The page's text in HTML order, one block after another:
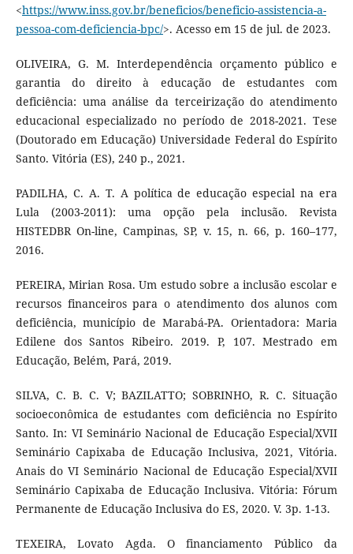
<https://www.inss.gov.br/beneficios/beneficio-assistencia-a-
pessoa-com-deficiencia-bpc/>. Acesso em 15 de jul. de 2023.
OLIVEIRA, G. M. Interdependência orçamento público e
garantia do direito à educação de estudantes com
deficiência: uma análise da terceirização do atendimento
educacional especializado no período de 2018-2021. Tese
(Doutorado em Educação) Universidade Federal do Espírito
Santo. Vitória (ES), 240 p., 2021.
PADILHA, C. A. T. A política de educação especial na era
Lula (2003-2011): uma opção pela inclusão. Revista
HISTEDBR On-line, Campinas, SP, v. 15, n. 66, p. 160–177,
2016.
PEREIRA, Mirian Rosa. Um estudo sobre a inclusão escolar e
recursos financeiros para o atendimento dos alunos com
deficiência, município de Marabá-PA. Orientadora: Maria
Edilene dos Santos Ribeiro. 2019. P, 107. Mestrado em
Educação, Belém, Pará, 2019.
SILVA, C. B. C. V; BAZILATTO; SOBRINHO, R. C. Situação
socioeconômica de estudantes com deficiência no Espírito
Santo. In: VI Seminário Nacional de Educação Especial/XVII
Seminário Capixaba de Educação Inclusiva, 2021, Vitória.
Anais do VI Seminário Nacional de Educação Especial/XVII
Seminário Capixaba de Educação Inclusiva. Vitória: Fórum
Permanente de Educação Inclusiva do ES, 2020. V. 3p. 1-13.
TEXEIRA, Lovato Agda. O financiamento Público da